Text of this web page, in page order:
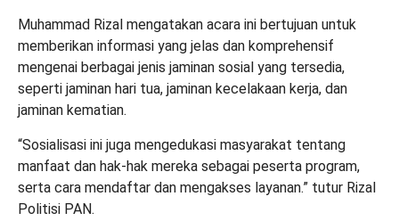
Muhammad Rizal mengatakan acara ini bertujuan untuk
memberikan informasi yang jelas dan komprehensif
mengenai berbagai jenis jaminan sosial yang tersedia,
seperti jaminan hari tua, jaminan kecelakaan kerja, dan
jaminan kematian.
“Sosialisasi ini juga mengedukasi masyarakat tentang
manfaat dan hak-hak mereka sebagai peserta program,
serta cara mendaftar dan mengakses layanan.” tutur Rizal
Politisi PAN.